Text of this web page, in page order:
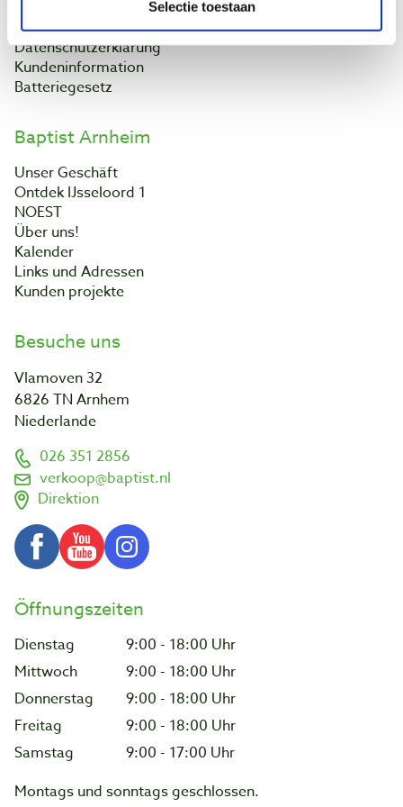
Selectie toestaan
Kontakt
Datenschutzerklärung
Kundeninformation
Batteriegesetz
Baptist Arnheim
Unser Geschäft
Ontdek IJsseloord 1
NOEST
Über uns!
Kalender
Links und Adressen
Kunden projekte
Besuche uns
Vlamoven 32
6826 TN Arnhem
Niederlande
026 351 2856
verkoop@baptist.nl
Direktion
Öffnungszeiten
Dienstag
9:00 - 18:00 Uhr
Mittwoch
9:00 - 18:00 Uhr
Donnerstag
9:00 - 18:00 Uhr
Freitag
9:00 - 18:00 Uhr
Samstag
9:00 - 17:00 Uhr
Montags und sonntags geschlossen.